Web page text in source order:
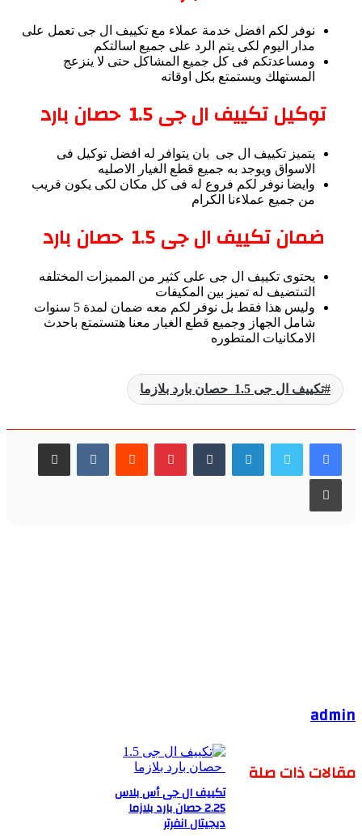
نوفر لكم افضل خدمة عملاء مع تكييف ال جى تعمل على
مدار اليوم لكى يتم الرد على جميع اسالتكم
ومساعدتكم فى كل جميع المشاكل حتى لا ينزعج
المستهلك ويستمتع بكل اوقاته
توكيل تكييف ال جى1.5 حصان بارد
يتميز تكييف ال جى بان يتوافر له افضل توكيل فى
الاسواق ويوجد به جميع قطع الغيار الاصليه
وايضا نوفر لكم فروع له فى كل مكان لكى يكون قريب
من جميع عملاءنا الكرام
ضمان تكييف ال جى1.5 حصان بارد
يحتوى تكييف ال جى على كثير من المميزات المختلفه
التىتضيف له تميز بين المكيفات
وليس هذا فقط بل نوفر لكم معه ضمان لمدة 5 سنوات
شامل الجهاز وجميع قطع الغيار معنا هتستمتع باحدث
الامكانيات المتطوره
تكييف ال جى 1.5 حصان بارد بلازما
لينكدإن بينتيريست مشاركة عبر البريد
طباعة
admin
مقالات ذات صلة
تكييف ال جى أس بلاس
2.25 حصان بارد بلازما
ديجيتال انفرتر